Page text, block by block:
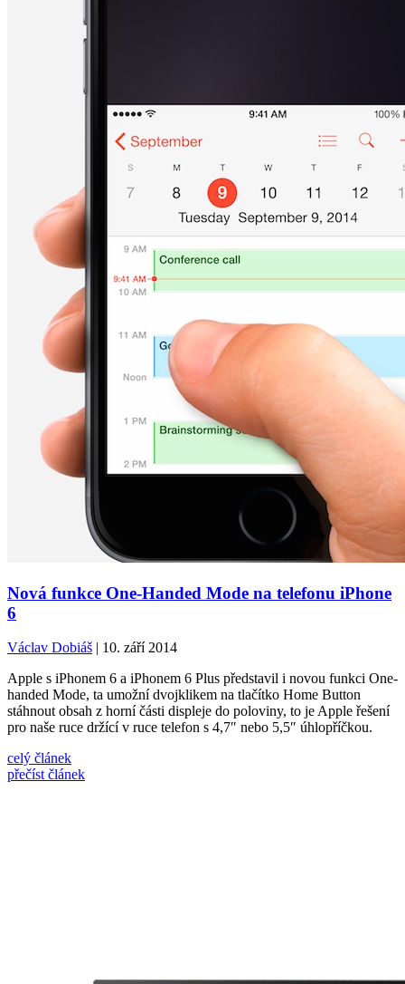
Nová funkce One-Handed Mode na telefonu iPhone
6
Václav Dobiáš | 10. září 2014
Apple s iPhonem 6 a iPhonem 6 Plus představil i novou funkci One-
handed Mode, ta umožní dvojklikem na tlačítko Home Button
stáhnout obsah z horní části displeje do poloviny, to je Apple řešení
pro naše ruce držící v ruce telefon s 4,7″ nebo 5,5″ úhlopříčkou.
celý článek
přečíst článek